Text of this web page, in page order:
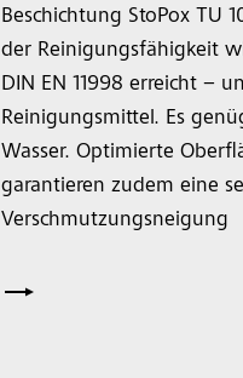
Beschichtung StoPox TU
der Reinigungsfähigkeit
DIN EN 11998 erreicht –
Reinigungsmittel. Es
Wasser. Optimierte
garantieren zudem eine
Verschmutzungsneigung